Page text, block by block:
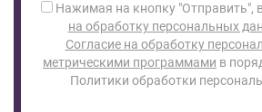
Нажимая на кнопку "Отправить",
на обработку персональных
Согласие на обработку
метрическими программами в
Политики обработки